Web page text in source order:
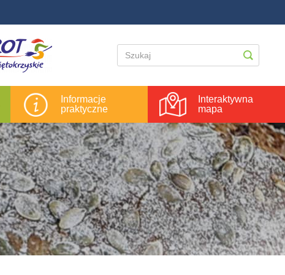
Informacje
praktyczne
Interaktywna
mapa